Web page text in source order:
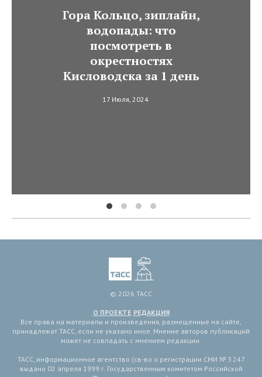
Гора Кольцо, зиплайн,
водопады: что
посмотреть в
окрестностях
Кисловодска за 1 день
17 Июля, 2024
© 2026 ТАСС
О ПРОЕКТЕ РЕДАКЦИЯ
Все права на материалы и произведения, размещенные на сайте,
принадлежат ТАСС, если не указано иное. Мнение авторов публикаций
может не совпадать с мнением редакции.
ТАСС, информационное агентство (св-во о регистрации СМИ № 3 247
выдано 02 апреля 1999 г. Государственным комитетом Российской